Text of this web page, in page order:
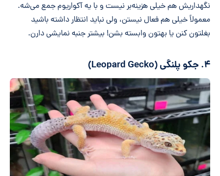
نگهداریش هم خیلی هزینه‌بر نیست و با یه آکواریوم جمع می‌شه.
معمولاً خیلی هم فعال نیستن، ولی نباید انتظار داشته باشید
بغلتون کنن یا بهتون وابسته بشن! بیشتر جنبه نمایشی دارن.
۴. جکو پلنگی (Leopard Gecko)